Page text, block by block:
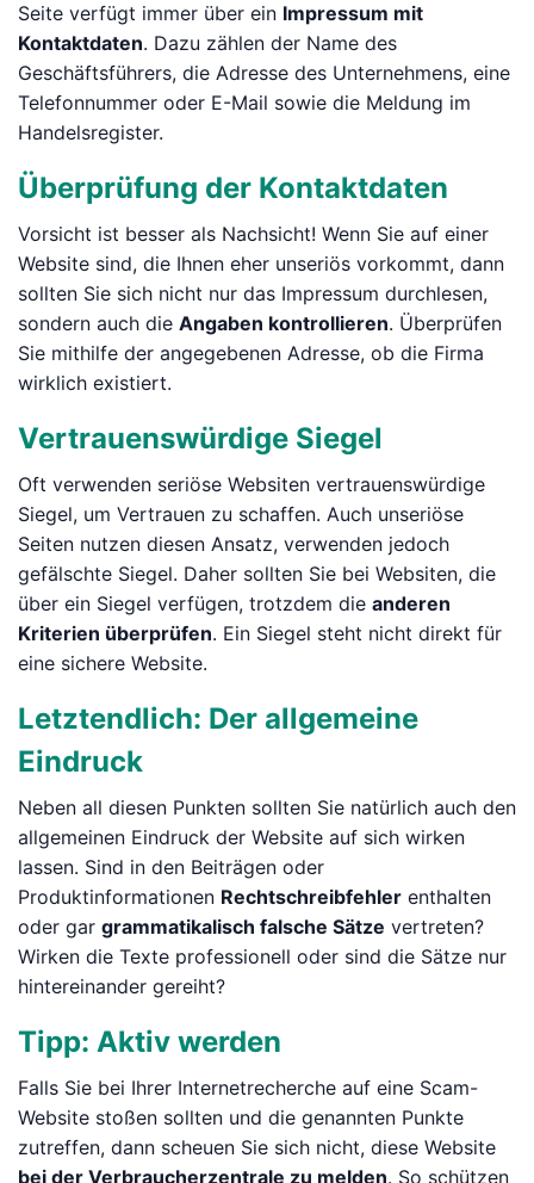
Seite verfügt immer über ein Impressum mit
Kontaktdaten. Dazu zählen der Name des
Geschäftsführers, die Adresse des Unternehmens, eine
Telefonnummer oder E-Mail sowie die Meldung im
Handelsregister.
Überprüfung der Kontaktdaten
Vorsicht ist besser als Nachsicht! Wenn Sie auf einer
Website sind, die Ihnen eher unseriös vorkommt, dann
sollten Sie sich nicht nur das Impressum durchlesen,
sondern auch die Angaben kontrollieren. Überprüfen
Sie mithilfe der angegebenen Adresse, ob die Firma
wirklich existiert.
Vertrauenswürdige Siegel
Oft verwenden seriöse Websiten vertrauenswürdige
Siegel, um Vertrauen zu schaffen. Auch unseriöse
Seiten nutzen diesen Ansatz, verwenden jedoch
gefälschte Siegel. Daher sollten Sie bei Websiten, die
über ein Siegel verfügen, trotzdem die anderen
Kriterien überprüfen. Ein Siegel steht nicht direkt für
eine sichere Website.
Letztendlich: Der allgemeine
Eindruck
Neben all diesen Punkten sollten Sie natürlich auch den
allgemeinen Eindruck der Website auf sich wirken
lassen. Sind in den Beiträgen oder
Produktinformationen Rechtschreibfehler enthalten
oder gar grammatikalisch falsche Sätze vertreten?
Wirken die Texte professionell oder sind die Sätze nur
hintereinander gereiht?
Tipp: Aktiv werden
Falls Sie bei Ihrer Internetrecherche auf eine Scam-
Website stoßen sollten und die genannten Punkte
zutreffen, dann scheuen Sie sich nicht, diese Website
bei der Verbraucherzentrale zu melden. So schützen